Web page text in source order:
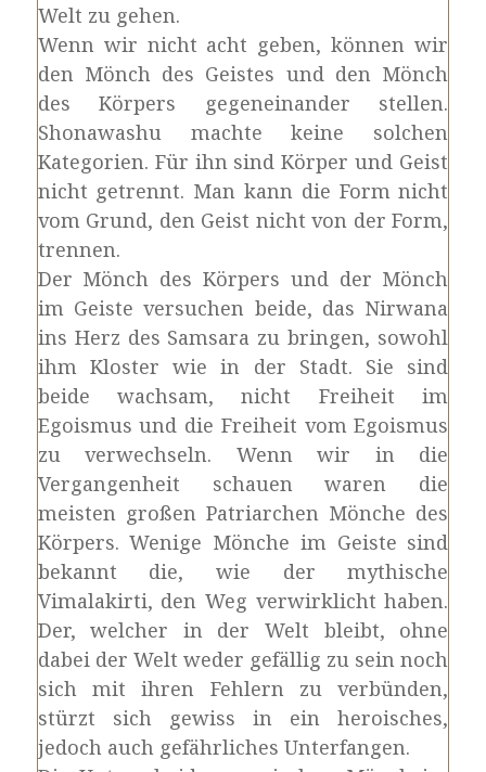
Welt zu gehen.
Wenn wir nicht acht geben, können wir
den Mönch des Geistes und den Mönch
des Körpers gegeneinander stellen.
Shonawashu machte keine solchen
Kategorien. Für ihn sind Körper und Geist
nicht getrennt. Man kann die Form nicht
vom Grund, den Geist nicht von der Form,
trennen.
Der Mönch des Körpers und der Mönch
im Geiste versuchen beide, das Nirwana
ins Herz des Samsara zu bringen, sowohl
ihm Kloster wie in der Stadt. Sie sind
beide wachsam, nicht Freiheit im
Egoismus und die Freiheit vom Egoismus
zu verwechseln. Wenn wir in die
Vergangenheit schauen waren die
meisten großen Patriarchen Mönche des
Körpers. Wenige Mönche im Geiste sind
bekannt die, wie der mythische
Vimalakirti, den Weg verwirklicht haben.
Der, welcher in der Welt bleibt, ohne
dabei der Welt weder gefällig zu sein noch
sich mit ihren Fehlern zu verbünden,
stürzt sich gewiss in ein heroisches,
jedoch auch gefährliches Unterfangen.